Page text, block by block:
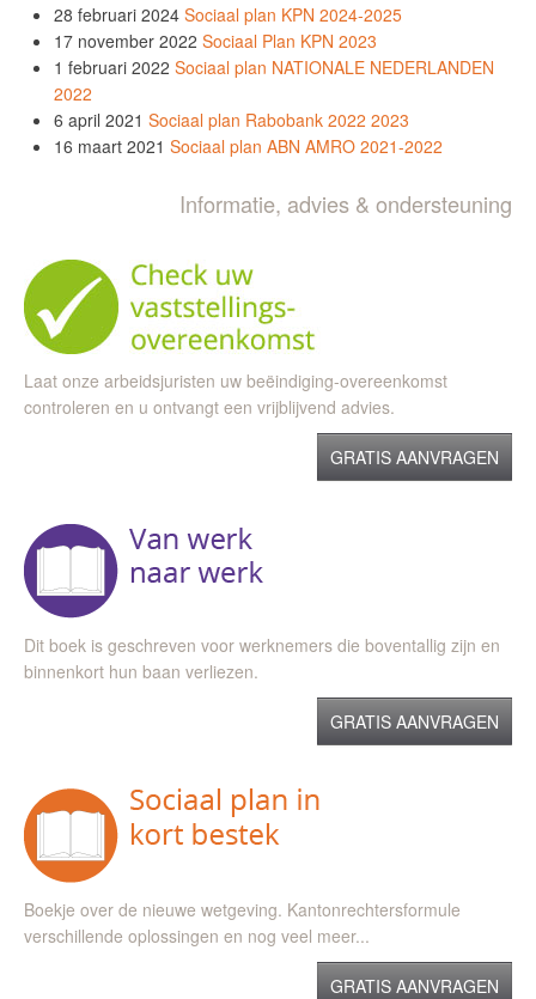
28 februari 2024 Sociaal plan KPN 2024-2025
17 november 2022 Sociaal Plan KPN 2023
1 februari 2022 Sociaal plan NATIONALE NEDERLANDEN
2022
6 april 2021 Sociaal plan Rabobank 2022 2023
16 maart 2021 Sociaal plan ABN AMRO 2021-2022
Informatie, advies & ondersteuning
Laat onze arbeidsjuristen uw beëindiging-overeenkomst
controleren en u ontvangt een vrijblijvend advies.
GRATIS AANVRAGEN
Dit boek is geschreven voor werknemers die boventallig zijn en
binnenkort hun baan verliezen.
GRATIS AANVRAGEN
Boekje over de nieuwe wetgeving. Kantonrechtersformule
verschillende oplossingen en nog veel meer...
GRATIS AANVRAGEN